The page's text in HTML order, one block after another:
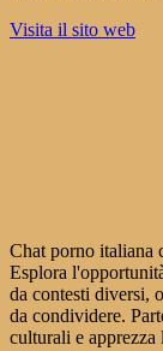
Visita il sito web
Chat porno italiana
Esplora
da contesti diversi,
da condividere.
culturali e apprezza